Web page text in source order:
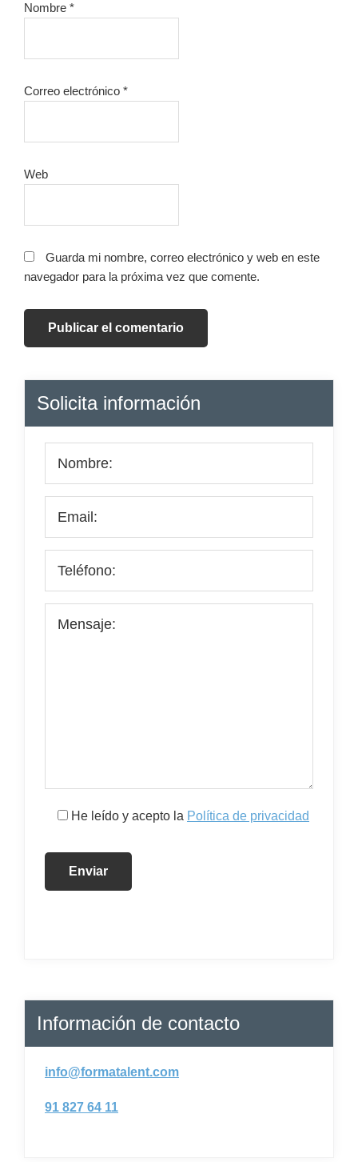
Nombre *
Correo electrónico *
Web
Guarda mi nombre, correo electrónico y web en este
navegador para la próxima vez que comente.
Barra
lateral
principal
Solicita información
He leído y acepto la Política de privacidad
Información de contacto
info@formatalent.com
91 827 64 11